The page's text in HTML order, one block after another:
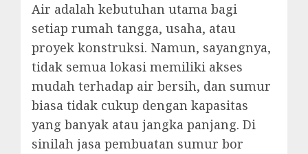
Air adalah kebutuhan utama bagi
setiap rumah tangga, usaha, atau
proyek konstruksi. Namun, sayangnya,
tidak semua lokasi memiliki akses
mudah terhadap air bersih, dan sumur
biasa tidak cukup dengan kapasitas
yang banyak atau jangka panjang. Di
sinilah jasa pembuatan sumur bor